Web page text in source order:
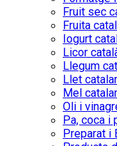
Fruit sec
Fruita
Iogurt
Licor
Llegum
Llet
Mel
Oli i
Pa, coca i
Preparat i